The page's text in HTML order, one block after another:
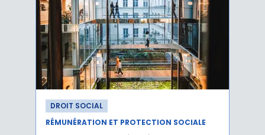
DROIT SOCIAL
RÉMUNÉRATION ET PROTECTION SOCIALE